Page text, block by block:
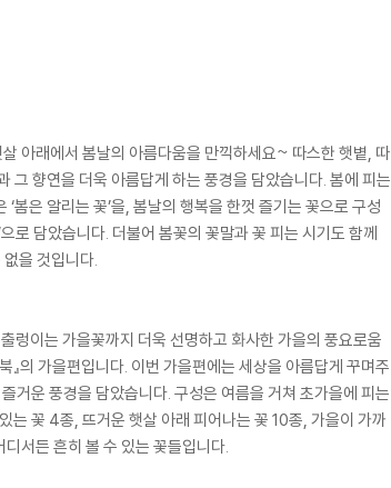
아래에서 봄날의 아름다움을 만끽하세요~ 따스한 햇볕, 따
그 향연을 더욱 아름답게 하는 풍경을 담았습니다. 봄에 피는
봄은 알리는 꽃’을, 봄날의 행복을 한껏 즐기는 꽃으로 구성
로 담았습니다. 더불어 봄꽃의 꽃말과 꽃 피는 시기도 함께
을 것입니다.
렁이는 가을꽃까지 더욱 선명하고 화사한 가을의 풍요로움
』의 가을편입니다. 이번 가을편에는 세상을 아름답게 꾸며주
거운 풍경을 담았습니다. 구성은 여름을 거쳐 초가을에 피는
는 꽃 4종, 뜨거운 햇살 아래 피어나는 꽃 10종, 가을이 가까
서든 흔히 볼 수 있는 꽃들입니다.